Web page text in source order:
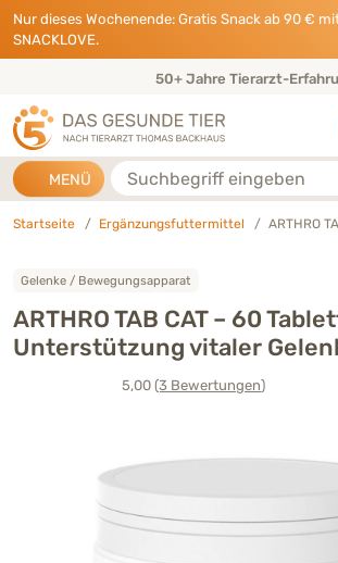
Direkt zu:
INHALT
HAUPTMENÜ
FOOTER
Nur dieses Wochenende: Gratis Snack ab 90 €
SNACKLOVE.
50+ Jahre Tierarzt-
MENÜ Suche
Startseite Ergänzungsfuttermittel ARTHRO
Gelenke / Bewegungsapparat
ARTHRO TAB CAT – 60
Unterstützung vitaler
5,00(3 Bewertungen)